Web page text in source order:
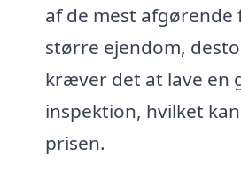
af de mest afgørende
større ejendom,
kræver det at lave en
inspektion, hvilket
prisen.